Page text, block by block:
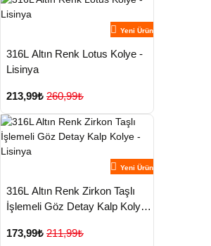
Yeni Ürün
316L Altın Renk Lotus Kolye -
Lisinya
213,99₺ 260,99₺
Yeni Ürün
316L Altın Renk Zirkon Taşlı
İşlemeli Göz Detay Kalp Kolye -
173,99₺ 211,99₺